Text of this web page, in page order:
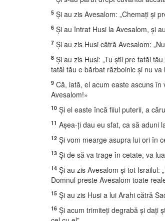
5 Şi au zis Avesalom: „Chemaţi şi
6 Şi au întrat Husi la Avesalom, şi
7 Şi au zis Husi cătră Avesalom:
8 Şi au zis Husi: „Tu ştii pre tatăl
tatăl tău e bărbat războinic şi nu
9 Că, iată, el acum easte ascuns
Avesalom!»
10 Şi el easte încă fiiul puterii, a
11 Aşea-ţi dau eu sfat, ca să aduni
12 Şi vom mearge asupra lui ori în
13 Şi de să va trage în cetate, va
14 Şi au zis Avesalom şi tot Israilul:
Domnul preste Avesalom toate
15 Şi au zis Husi a lui Arahi cătră
16 Şi acum trimiteţi degrabă şi daţi